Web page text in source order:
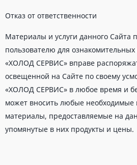
Отказ от ответственности
Материалы и услуги данного Сайта
пользователю для
«ХОЛОД СЕРВИС» вправе
освещенной на Сайте по своему
«ХОЛОД СЕРВИС» в любое время и
может вносить любые необходимые
материалы, предоставляемые на
упомянутые в них продукты и цены.